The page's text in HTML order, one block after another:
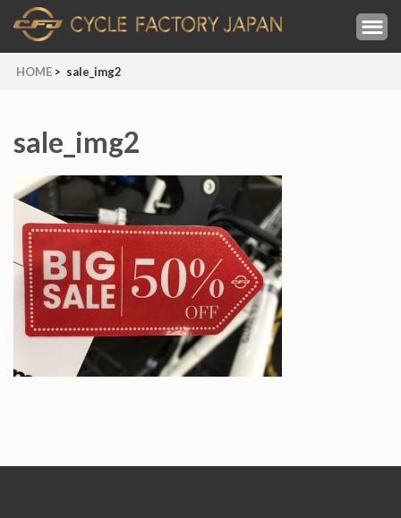
テ
(Enter
CYCLE
地域最安の電動ア
シスト、セグウェ
HOME > sale_img2
sale_img2